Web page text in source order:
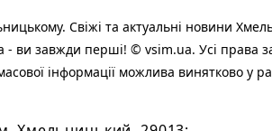
Свіжі та актуальні новини
- ви завжди перші! © vsim.ua. Усі права
інформації можлива винятково у